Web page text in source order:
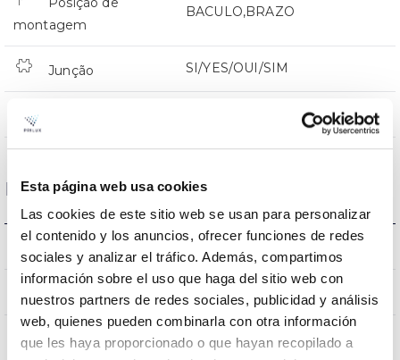
Esta página web usa cookies
Las cookies de este sitio web se usan para personalizar
el contenido y los anuncios, ofrecer funciones de redes
sociales y analizar el tráfico. Además, compartimos
información sobre el uso que haga del sitio web con
nuestros partners de redes sociales, publicidad y análisis
web, quienes pueden combinarla con otra información
que les haya proporcionado o que hayan recopilado a
montagem
BACULO,BRAZO
Junção SI/YES/OUI/SIM
Dados ópticos
Temperatura de cor 4000k
CRI Índice de repr. cromática
Óptica VA